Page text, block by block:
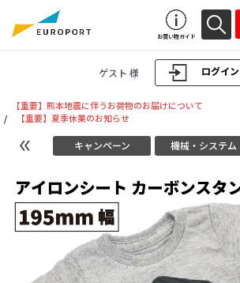
ログイン
ゲスト 様
お買い物ガイド
【重要】熊本地震に伴うお荷物のお届けについて
/
【重要】夏季休業のお知らせ
キャンペーン 機械・システム